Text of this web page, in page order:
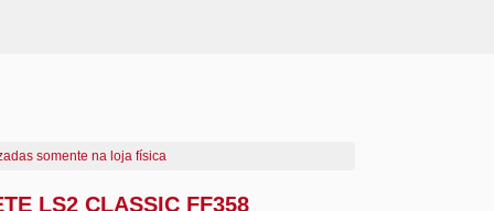
somente na loja física
LS2 CLASSIC FF358